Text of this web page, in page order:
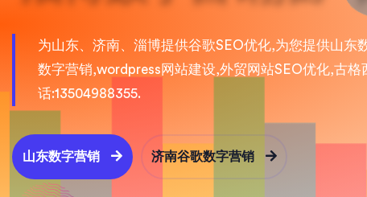
为山东、济南、淄博提供谷歌SEO优化,为您提供山东
数字营销,wordpress网站建设,外贸网站SEO优化,古格
话:13504988355.
山东数字营销 济南谷歌数字营销